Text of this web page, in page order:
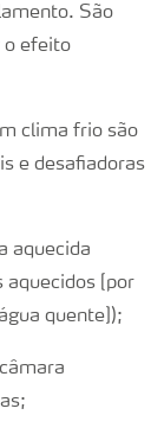
São
o efeito
clima frio são
e desafiadoras
aquecida
aquecidos [por
quente]);